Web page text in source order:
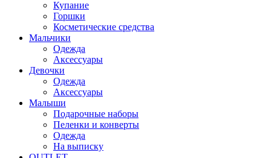
Купание
Горшки
Косметические средства
Мальчики
Одежда
Аксессуары
Девочки
Одежда
Аксессуары
Малыши
Подарочные наборы
Пеленки и конверты
Одежда
На выписку